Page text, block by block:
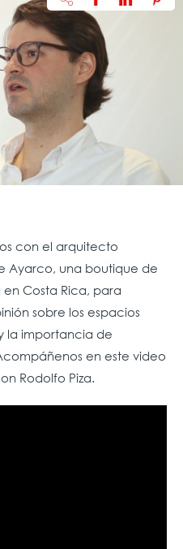
con el arquitecto
Ayarco, una boutique de
Costa Rica, para
sobre los espacios
la importancia de
en este video
Rodolfo Piza.